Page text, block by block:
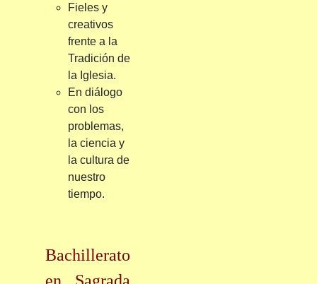
Fieles y
creativos
frente a la
Tradición de
la Iglesia.
En diálogo
con los
problemas,
la ciencia y
la cultura de
nuestro
tiempo.
Bachillerato
en Sagrada